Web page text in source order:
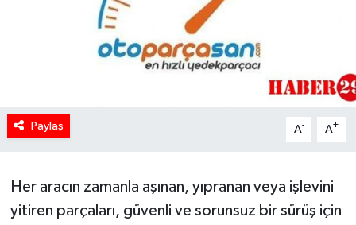
Paylaş A- A+
Her aracın zamanla aşınan, yıpranan veya işlevini
yitiren parçaları, güvenli ve sorunsuz bir sürüş için